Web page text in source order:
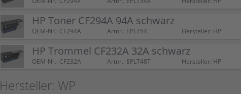
HP Toner CF294A 94A schwarz
OEM-Nr.: CF294A Artnr.: EPLT54 Hersteller: HP
HP Trommel CF232A 32A schwarz
OEM-Nr.: CF232A Artnr.: EPLT48T Hersteller: HP
Hersteller: WP